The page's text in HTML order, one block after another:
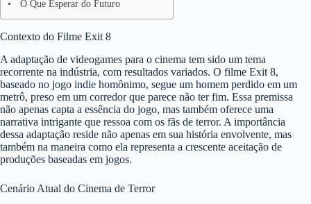
O Que Esperar do Futuro
Contexto do Filme Exit 8
A adaptação de videogames para o cinema tem sido um tema
recorrente na indústria, com resultados variados. O filme Exit 8,
baseado no jogo indie homônimo, segue um homem perdido em um
metrô, preso em um corredor que parece não ter fim. Essa premissa
não apenas capta a essência do jogo, mas também oferece uma
narrativa intrigante que ressoa com os fãs de terror. A importância
dessa adaptação reside não apenas em sua história envolvente, mas
também na maneira como ela representa a crescente aceitação de
produções baseadas em jogos.
Cenário Atual do Cinema de Terror